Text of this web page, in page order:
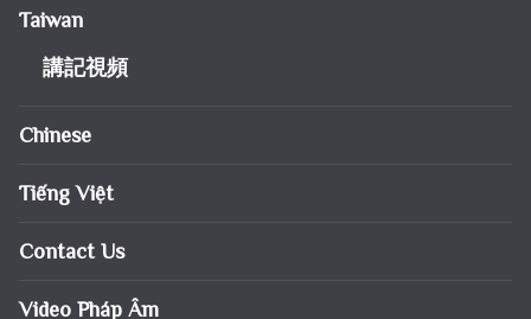
Taiwan
講記視頻
Chinese
Tiếng Việt
Contact Us
Video Pháp Âm